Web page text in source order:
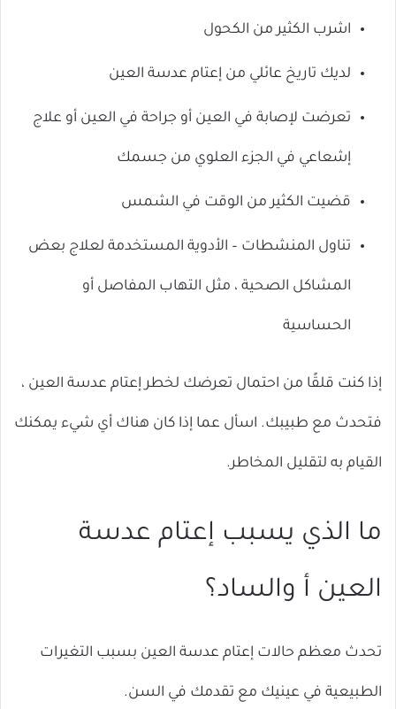
اشرب الكثير من الكحول
لديك تاريخ عائلي من إعتام عدسة العين
تعرضت لإصابة في العين أو جراحة في العين أو علاج
إشعاعي في الجزء العلوي من جسمك
قضيت الكثير من الوقت في الشمس
تناول المنشطات – الأدوية المستخدمة لعلاج بعض
المشاكل الصحية ، مثل التهاب المفاصل أو
الحساسية
إذا كنت قلقًا من احتمال تعرضك لخطر إعتام عدسة العين ،
فتحدث مع طبيبك. اسأل عما إذا كان هناك أي شيء يمكنك
القيام به لتقليل المخاطر.
ما الذي يسبب إعتام عدسة
العين أ والساد؟
تحدث معظم حالات إعتام عدسة العين بسبب التغيرات
الطبيعية في عينيك مع تقدمك في السن.